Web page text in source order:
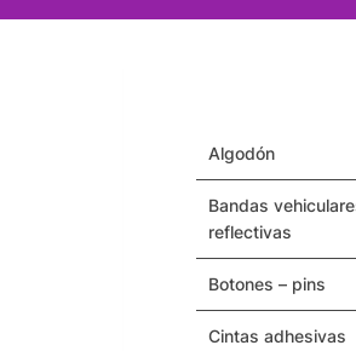
Pulseras / Precintos
algodón
bandas vehiculares
reflectivas
botones – pins
cintas adhesivas